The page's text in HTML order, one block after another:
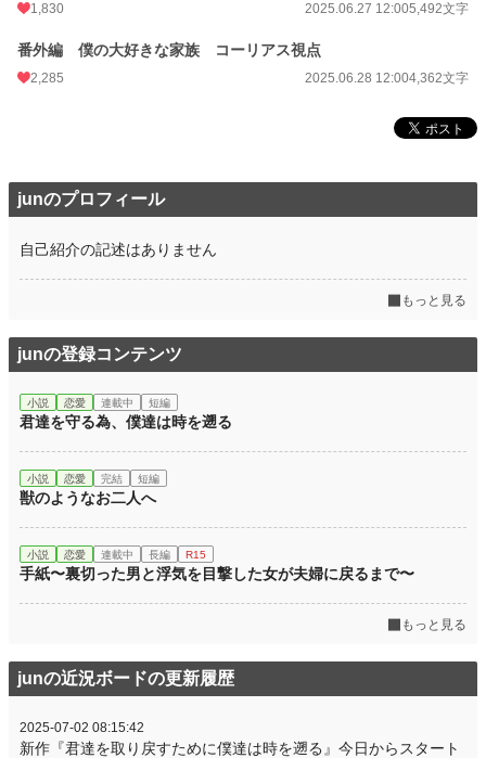
1,830 2025.06.27 12:005,492文字
番外編 僕の大好きな家族 コーリアス視点
2,285 2025.06.28 12:004,362文字
junのプロフィール
自己紹介の記述はありません
もっと見る
junの登録コンテンツ
小説 恋愛 連載中 短編
君達を守る為、僕達は時を遡る
小説 恋愛 完結 短編
獣のようなお二人へ
小説 恋愛 連載中 長編 R15
手紙〜裏切った男と浮気を目撃した女が夫婦に戻るまで〜
もっと見る
junの近況ボードの更新履歴
2025-07-02 08:15:42
新作『君達を取り戻すために僕達は時を遡る』今日からスタート